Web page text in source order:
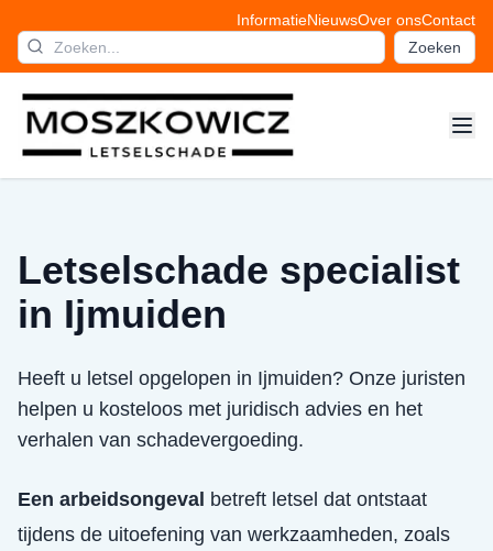
InformatieNieuwsOver onsContact
Zoeken
Letselschade specialist
in Ijmuiden
Heeft u letsel opgelopen in Ijmuiden? Onze juristen
helpen u kosteloos met juridisch advies en het
verhalen van schadevergoeding.
Een arbeidsongeval betreft letsel dat ontstaat
tijdens de uitoefening van werkzaamheden, zoals